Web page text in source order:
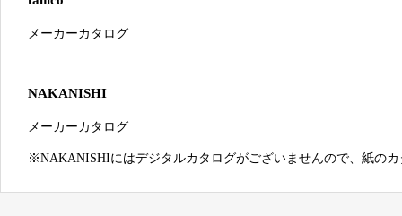
メーカーカタログ
NAKANISHI
メーカーカタログ
※NAKANISHIにはデジタルカタログがございませんので、紙の